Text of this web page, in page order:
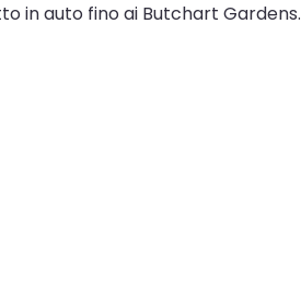
in auto fino ai Butchart Gardens.